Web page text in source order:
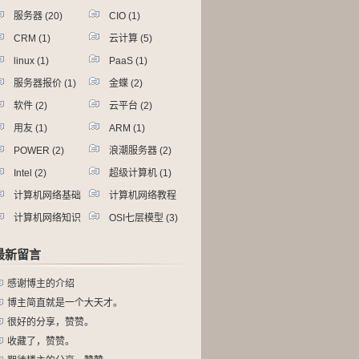
服务器 (20) CIO (1)
CRM (1) 云计算 (5)
linux (1) PaaS (1)
服务器报价 (1) 金蝶 (2)
软件 (2) 云平台 (2)
用友 (1) ARM (1)
POWER (2) 浪潮服务器 (2)
Intel (2) 超级计算机 (1)
计算机网络基础
计算机网络教程
(4)
计算机网络知识
OSI七层模型 (3)
新留言
感谢博主的介绍
博主简直就是一个大天才。
很好的分享，赞赞。
收藏了，赞赞。